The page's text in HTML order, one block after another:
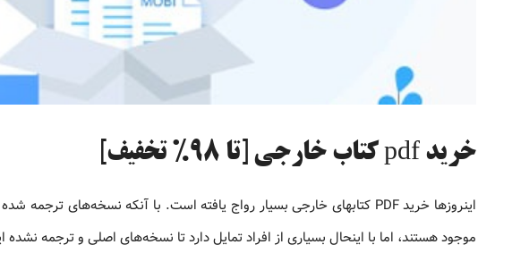
خرید pdf کتاب خارجی [تا 98% تخفیف]
موجود هستند، اما با اینحال بسیاری از افراد تمایل دارد تا نسخه‌های اصلی و ترجمه